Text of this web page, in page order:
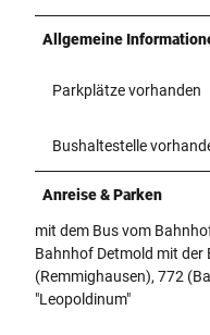
Allgemeine
Parkplätze vorhanden
Bushaltestelle
Anreise & Parken
mit dem Bus vom
Bahnhof Detmold mit der
(Remmighausen), 772
"Leopoldinum"